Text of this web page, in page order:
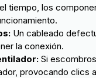
tiempo, los
Un cableado
la conexión.
Si
provocando clics